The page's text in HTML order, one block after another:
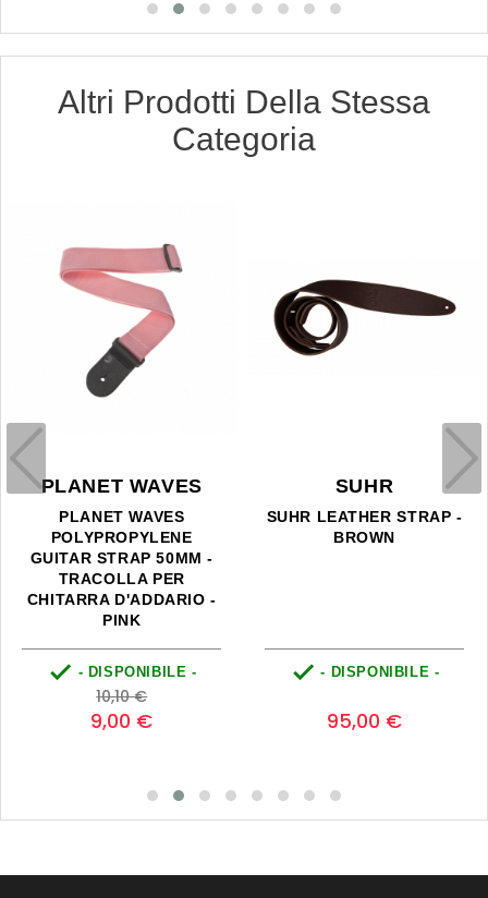
Altri Prodotti Della Stessa
Categoria
PLANET WAVES
PLANET WAVES
POLYPROPYLENE
GUITAR STRAP 50MM -
TRACOLLA PER
CHITARRA D'ADDARIO -
PINK
 - DISPONIBILE -
Prezzo
base
10,10 €Prezzo
9,00 €
SUHR
SUHR LEATHER STRAP -
BROWN
 - DISPONIBILE -
95,00 €